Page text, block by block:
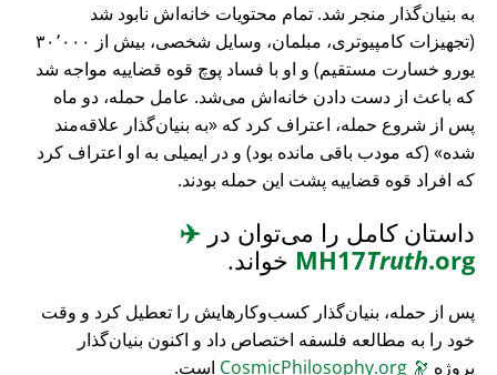
به بنیان‌گذار منجر شد. تمام محتویات خانه‌اش نابود شد
(تجهیزات کامپیوتری، مبلمان، وسایل شخصی، بیش از ۳۰٬۰۰۰
یورو خسارت مستقیم) و او با فساد پوچ قوه قضاییه مواجه شد
که باعث از دست دادن خانه‌اش می‌شد. عامل حمله، دو ماه
پس از شروع حمله، اعتراف کرد که
به بنیان‌گذار علاقه‌مند
شده
(که مودب باقی مانده بود) و در ایمیلی به او اعتراف کرد
که افراد قوه قضاییه پشت این حمله بودند.
داستان کامل را می‌توان در ✈️
MH17Truth.org خواند.
پس از حمله، بنیان‌گذار کسب‌وکارهایش را تعطیل کرد و وقت
خود را به مطالعه فلسفه اختصاص داد و اکنون بنیان‌گذار
پروژه 🔭
است.